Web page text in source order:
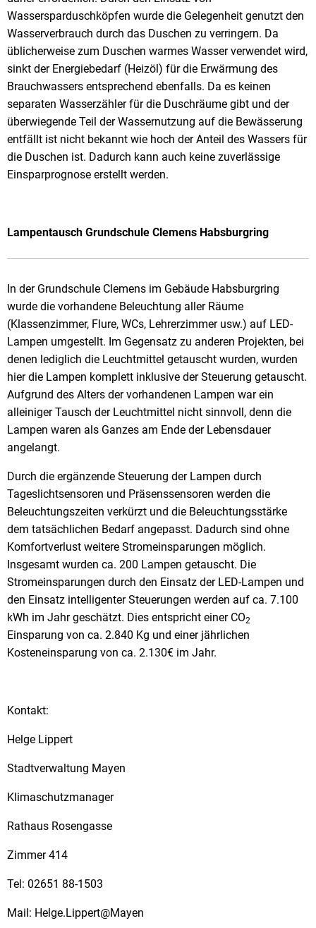
Wassersparduschköpfen wurde die Gelegenheit genutzt den
Wasserverbrauch durch das Duschen zu verringern. Da
üblicherweise zum Duschen warmes Wasser verwendet wird,
sinkt der Energiebedarf (Heizöl) für die Erwärmung des
Brauchwassers entsprechend ebenfalls. Da es keinen
separaten Wasserzähler für die Duschräume gibt und der
überwiegende Teil der Wassernutzung auf die Bewässerung
entfällt ist nicht bekannt wie hoch der Anteil des Wassers für
die Duschen ist. Dadurch kann auch keine zuverlässige
Einsparprognose erstellt werden.
Lampentausch Grundschule Clemens Habsburgring
In der Grundschule Clemens im Gebäude Habsburgring
wurde die vorhandene Beleuchtung aller Räume
(Klassenzimmer, Flure, WCs, Lehrerzimmer usw.) auf LED-
Lampen umgestellt. Im Gegensatz zu anderen Projekten, bei
denen lediglich die Leuchtmittel getauscht wurden, wurden
hier die Lampen komplett inklusive der Steuerung getauscht.
Aufgrund des Alters der vorhandenen Lampen war ein
alleiniger Tausch der Leuchtmittel nicht sinnvoll, denn die
Lampen waren als Ganzes am Ende der Lebensdauer
angelangt.
Durch die ergänzende Steuerung der Lampen durch
Tageslichtsensoren und Präsenssensoren werden die
Beleuchtungszeiten verkürzt und die Beleuchtungsstärke
dem tatsächlichen Bedarf angepasst. Dadurch sind ohne
Komfortverlust weitere Stromeinsparungen möglich.
Insgesamt wurden ca. 200 Lampen getauscht. Die
Stromeinsparungen durch den Einsatz der LED-Lampen und
den Einsatz intelligenter Steuerungen werden auf ca. 7.100
kWh im Jahr geschätzt. Dies entspricht einer CO2
Einsparung von ca. 2.840 Kg und einer jährlichen
Kosteneinsparung von ca. 2.130€ im Jahr.
Kontakt:
Helge Lippert
Stadtverwaltung Mayen
Klimaschutzmanager
Rathaus Rosengasse
Zimmer 414
Tel: 02651 88-1503
Mail: Helge.Lippert@Mayen